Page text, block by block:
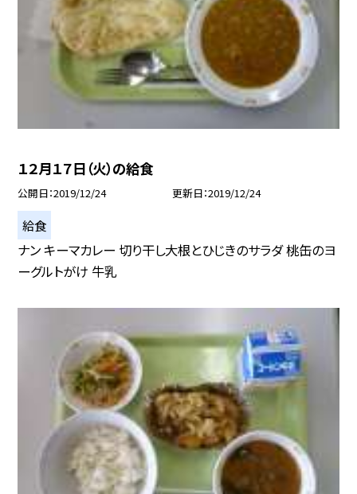
１２月１７日（火）の給食
公開日 2019/12/24 更新日 2019/12/24
給食
ナン キーマカレー 切り干し大根とひじきのサラダ 桃缶のヨ
ーグルトがけ 牛乳